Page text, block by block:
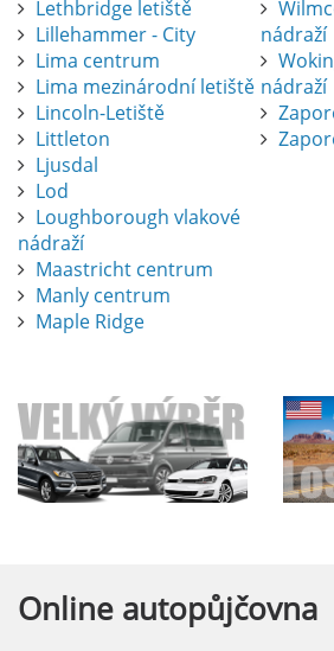
Lethbridge letiště
Lillehammer - City
Lima centrum
Lima mezinárodní letiště
Lincoln-Letiště
Littleton
Ljusdal
Lod
Loughborough vlakové
nádraží
Maastricht centrum
Manly centrum
Maple Ridge
nádraží
nádraží
Online autopůjčovna